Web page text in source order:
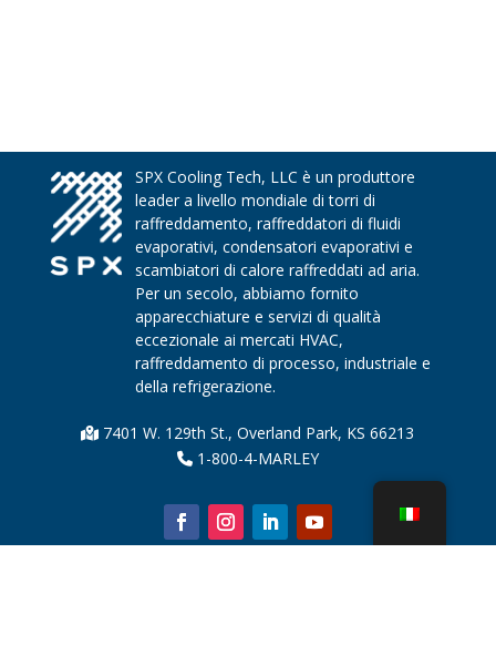
SPX Cooling Tech, LLC è un produttore
leader a livello mondiale di torri di
raffreddamento, raffreddatori di fluidi
evaporativi, condensatori evaporativi e
scambiatori di calore raffreddati ad aria.
Per un secolo, abbiamo fornito
apparecchiature e servizi di qualità
eccezionale ai mercati HVAC,
raffreddamento di processo, industriale e
della refrigerazione.
7401 W. 129th St., Overland Park, KS 66213
1-800-4-MARLEY